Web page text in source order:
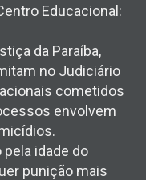
Educacional:
da Paraíba,
no Judiciário
cometidos
envolvem
idade do
punição mais